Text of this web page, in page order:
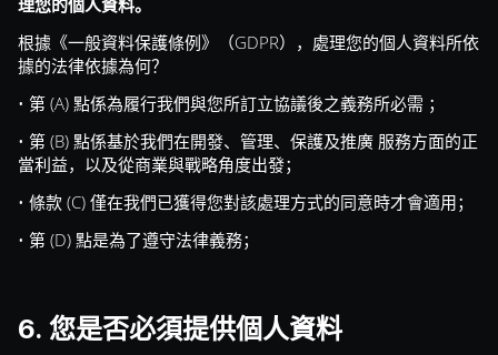
理您的個人資料。
根據《一般資料保護條例》（GDPR），處理您的個人資料所依
據的法律依據為何？
• 第 (A) 點係為履行我們與您所訂立協議後之義務所必需 ；
• 第 (B) 點係基於我們在開發、管理、保護及推廣 服務方面的正
當利益，以及從商業與戰略角度出發；
• 條款 (C) 僅在我們已獲得您對該處理方式的同意時才會適用；
• 第 (D) 點是為了遵守法律義務；
6. 您是否必須提供個人資料